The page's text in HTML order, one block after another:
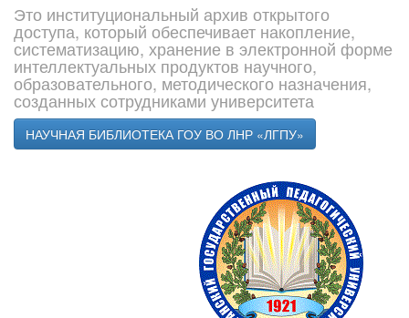
Это институциональный архив открытого
доступа, который обеспечивает накопление,
систематизацию, хранение в электронной форме
интеллектуальных продуктов научного,
образовательного, методического назначения,
созданных сотрудниками университета
НАУЧНАЯ БИБЛИОТЕКА ГОУ ВО ЛНР «ЛГПУ»